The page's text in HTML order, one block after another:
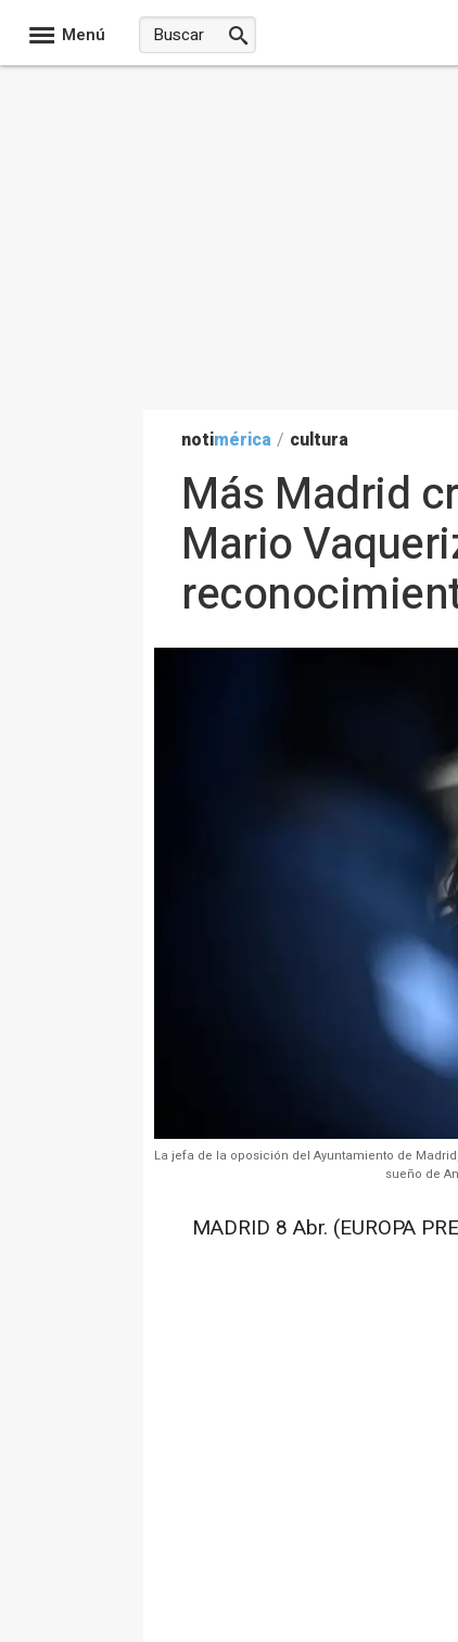
Menú
notimérica / cultura
Más Madrid
Mario
La jefa de la oposición del Ayuntamiento de
sueño de
MADRID 8 Abr. (EUROPA